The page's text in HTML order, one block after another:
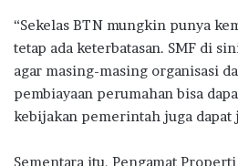
“Sekelas BTN mungkin punya
tetap ada keterbatasan. SMF di
agar masing-masing organisasi
pembiayaan perumahan bisa
kebijakan pemerintah juga dapat
Sementara itu, Pengamat Properti